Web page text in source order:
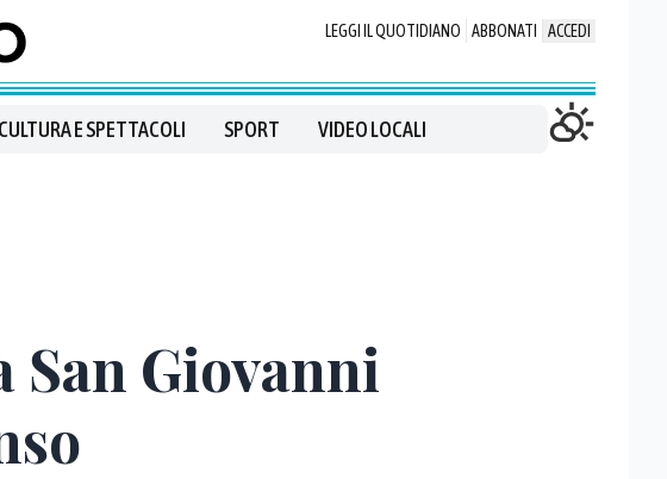
LEGGI IL QUOTIDIANO ABBONATI ACCEDI
CULTURA E SPETTACOLI SPORT VIDEO LOCALI
Giovanni